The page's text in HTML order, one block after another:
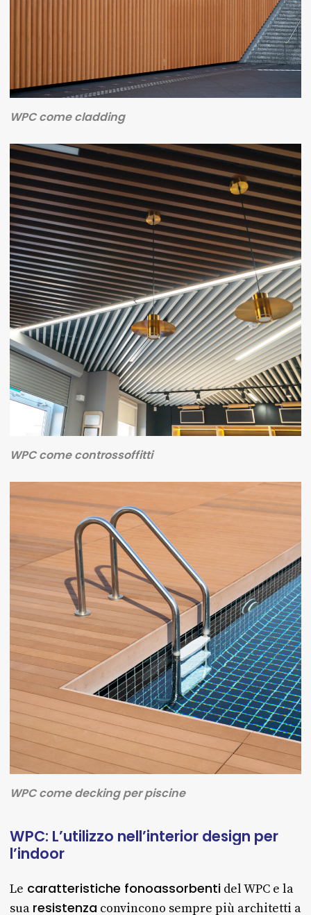
WPC come cladding
WPC come controssoffitti
WPC come decking per piscine
WPC: L’utilizzo nell’interior design per
l’indoor
Le caratteristiche fonoassorbentidel WPC e la
sua resistenzaconvincono sempre più architetti a